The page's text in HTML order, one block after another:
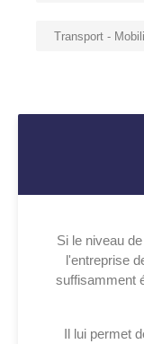
Transport -
Si le niveau
l'entreprise
suffisamment
Il lui permet